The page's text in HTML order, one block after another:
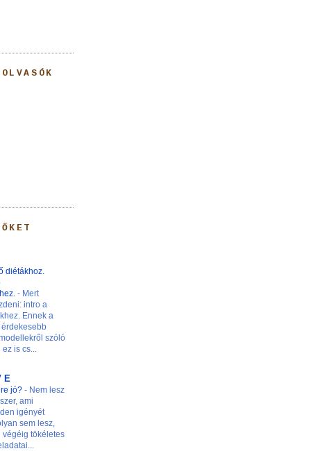
diétákhoz.
- Mert
intro a
Ennek a
szóló
is cs...
E
jó? - Nem lesz
ami
igényét
sem lesz,
végéig tökéletes